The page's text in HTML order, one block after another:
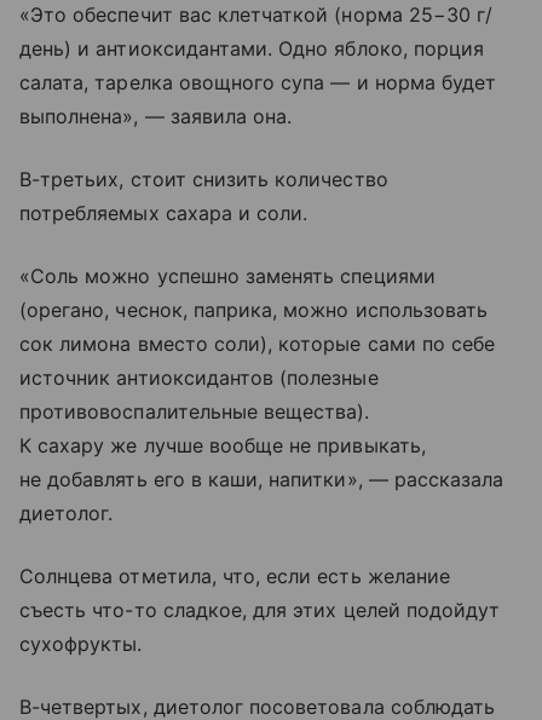
«Это обеспечит вас клетчаткой (норма 25−30 г/
день) и антиоксидантами. Одно яблоко, порция
салата, тарелка овощного супа — и норма будет
выполнена», — заявила она.
В-третьих, стоит снизить количество
потребляемых сахара и соли.
«Соль можно успешно заменять специями
(орегано, чеснок, паприка, можно использовать
сок лимона вместо соли), которые сами по себе
источник антиоксидантов (полезные
противовоспалительные вещества).
К сахару же лучше вообще не привыкать,
не добавлять его в каши, напитки», — рассказала
диетолог.
Солнцева отметила, что, если есть желание
съесть что-то сладкое, для этих целей подойдут
сухофрукты.
В-четвертых, диетолог посоветовала соблюдать